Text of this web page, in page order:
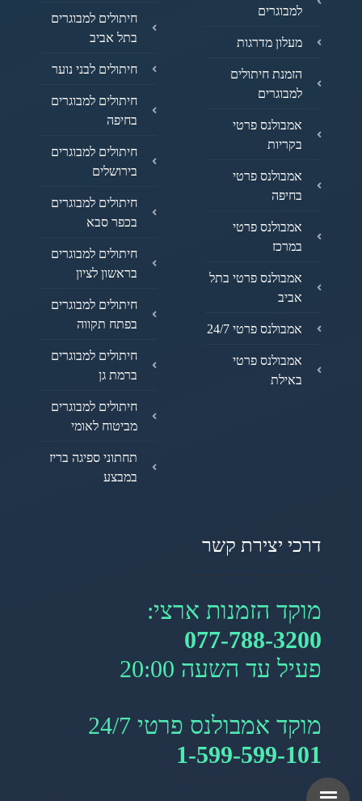
למבוגרים
מעלון מדרגות
הזמנת חיתולים
למבוגרים
אמבולנס פרטי
בקריות
אמבולנס פרטי
בחיפה
אמבולנס פרטי
במרכז
אמבולנס פרטי בתל
אביב
אמבולנס פרטי 24/7
אמבולנס פרטי
באילת
חיתולים למבוגרים
בתל אביב
חיתולים לבני נוער
חיתולים למבוגרים
בחיפה
חיתולים למבוגרים
בירושלים
חיתולים למבוגרים
בכפר סבא
חיתולים למבוגרים
בראשון לציון
חיתולים למבוגרים
בפתח תקווה
חיתולים למבוגרים
ברמת גן
חיתולים למבוגרים
מביטוח לאומי
תחתוני ספיגה בריז
במבצע
דרכי יצירת קשר
מוקד הזמנות ארצי:
077-788-3200
פעיל עד השעה 20:00
מוקד אמבולנס פרטי 24/7
1-599-599-101